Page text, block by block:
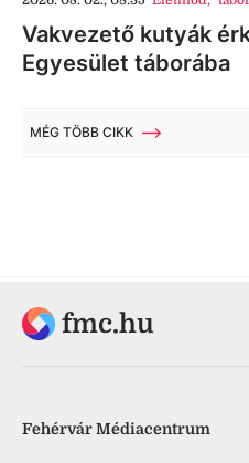
Vakvezető kutyák
Egyesület táborába
MÉG TÖBB CIKK
fmc.hu
Fehérvár Médiacentrum